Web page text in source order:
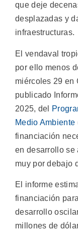
que deje
desplazadas y
infraestructuras.
El vendaval
por ello menos
miércoles 29 en
publicado
2025, del
Medio Ambiente
financiación
en desarrollo se
muy por debajo
El informe
financiación
desarrollo
millones de